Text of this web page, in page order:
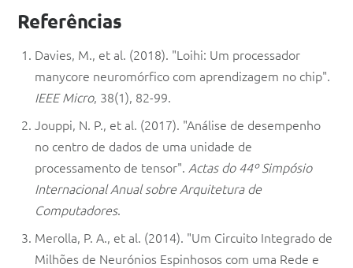
Referências
Davies, M., et al. (2018). "Loihi: Um processador
manycore neuromórfico com aprendizagem no chip".
IEEE Micro, 38(1), 82-99.
Jouppi, N. P., et al. (2017). "Análise de desempenho
no centro de dados de uma unidade de
processamento de tensor". Actas do 44º Simpósio
Internacional Anual sobre Arquitetura de
Computadores.
Merolla, P. A., et al. (2014). "Um Circuito Integrado de
Milhões de Neurónios Espinhosos com uma Rede e